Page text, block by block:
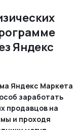
Яндекс
Яндекс Маркета
заработать
продавцов на
и проходя